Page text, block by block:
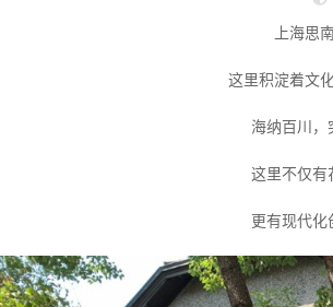
上海思
这里积淀着文
海纳百川，
这里不仅有
更有现代化